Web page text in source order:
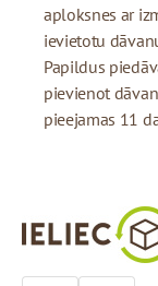
aploksnes ar
ievietotu
Papildus
pievienot
pieejamas 11